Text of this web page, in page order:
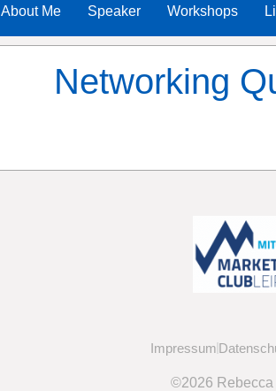
About Me Speaker Workshops
Networking
Impressum
©2026 Rebecca